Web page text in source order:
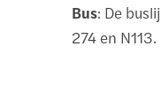
Bus: De
274 en N113.